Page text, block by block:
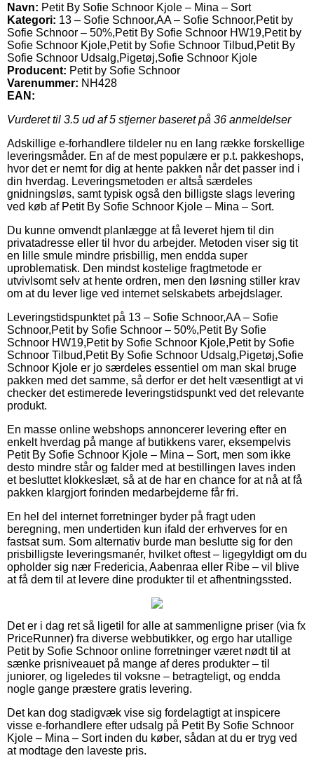
Navn: Petit By Sofie Schnoor Kjole – Mina – Sort
Kategori: 13 – Sofie Schnoor,AA – Sofie Schnoor,Petit by
Sofie Schnoor – 50%,Petit By Sofie Schnoor HW19,Petit by
Sofie Schnoor Kjole,Petit by Sofie Schnoor Tilbud,Petit By
Sofie Schnoor Udsalg,Pigetøj,Sofie Schnoor Kjole
Producent: Petit by Sofie Schnoor
Varenummer: NH428
EAN:
Vurderet til 3.5 ud af 5 stjerner baseret på 36 anmeldelser
Adskillige e-forhandlere tildeler nu en lang række forskellige
leveringsmåder. En af de mest populære er p.t. pakkeshops,
hvor det er nemt for dig at hente pakken når det passer ind i
din hverdag. Leveringsmetoden er altså særdeles
gnidningsløs, samt typisk også den billigste slags levering
ved køb af Petit By Sofie Schnoor Kjole – Mina – Sort.
Du kunne omvendt planlægge at få leveret hjem til din
privatadresse eller til hvor du arbejder. Metoden viser sig tit
en lille smule mindre prisbillig, men endda super
uproblematisk. Den mindst kostelige fragtmetode er
utvivlsomt selv at hente ordren, men den løsning stiller krav
om at du lever lige ved internet selskabets arbejdslager.
Leveringstidspunktet på 13 – Sofie Schnoor,AA – Sofie
Schnoor,Petit by Sofie Schnoor – 50%,Petit By Sofie
Schnoor HW19,Petit by Sofie Schnoor Kjole,Petit by Sofie
Schnoor Tilbud,Petit By Sofie Schnoor Udsalg,Pigetøj,Sofie
Schnoor Kjole er jo særdeles essentiel om man skal bruge
pakken med det samme, så derfor er det helt væsentligt at vi
checker det estimerede leveringstidspunkt ved det relevante
produkt.
En masse online webshops annoncerer levering efter en
enkelt hverdag på mange af butikkens varer, eksempelvis
Petit By Sofie Schnoor Kjole – Mina – Sort, men som ikke
desto mindre står og falder med at bestillingen laves inden
et besluttet klokkeslæt, så at de har en chance for at nå at få
pakken klargjort forinden medarbejderne får fri.
En hel del internet forretninger byder på fragt uden
beregning, men undertiden kun ifald der erhverves for en
fastsat sum. Som alternativ burde man beslutte sig for den
prisbilligste leveringsmanér, hvilket oftest – ligegyldigt om du
opholder sig nær Fredericia, Aabenraa eller Ribe – vil blive
at få dem til at levere dine produkter til et afhentningssted.
Det er i dag ret så ligetil for alle at sammenligne priser (via fx
PriceRunner) fra diverse webbutikker, og ergo har utallige
Petit by Sofie Schnoor online forretninger været nødt til at
sænke prisniveauet på mange af deres produkter – til
juniorer, og ligeledes til voksne – betragteligt, og endda
nogle gange præstere gratis levering.
Det kan dog stadigvæk vise sig fordelagtigt at inspicere
visse e-forhandlere efter udsalg på Petit By Sofie Schnoor
Kjole – Mina – Sort inden du køber, sådan at du er tryg ved
at modtage den laveste pris.